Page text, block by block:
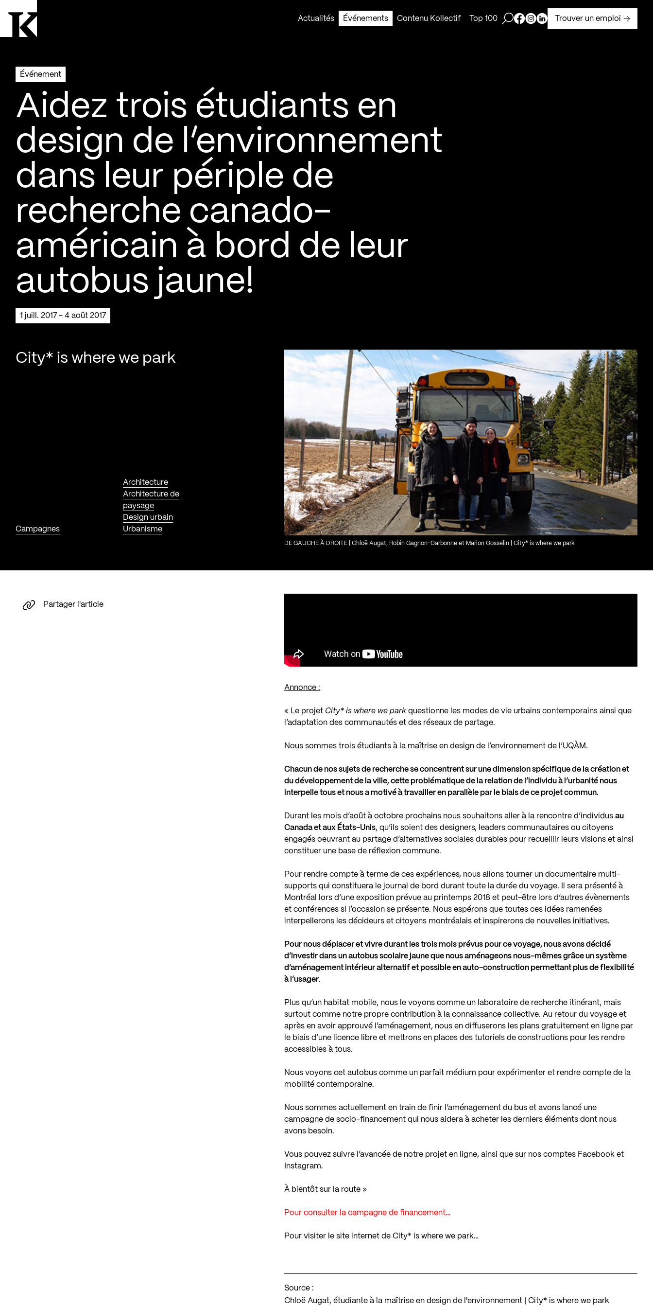
Actualités
Événements Contenu Kollectif Top 100 Ouvrir la barre de recherche
Page Facebook de Kollectif
Page Instagram de Kollectif
Page Linkedin de Kollectif
Trouver un emploi
Événement
Aidez trois étudiants en
design de l’environnement
dans leur périple de
recherche canado-
américain à bord de leur
autobus jaune!
1 juill. 2017 - 4 août 2017
City* is where we park
Campagnes
Architecture
Architecture de
paysage
Design urbain
Urbanisme
DE GAUCHE À DROITE | Chloë Augat, Robin Gagnon-Carbonne et Marion Gosselin | City* is where we park
Annonce :
« Le projet City* is where we park questionne les modes de vie urbains contemporains ainsi que
l’adaptation des communautés et des réseaux de partage.
Nous sommes trois étudiants à la maîtrise en design de l’environnement de l’UQÀM.
Chacun de nos sujets de recherche se concentrent sur une dimension spécifique de la création et
du développement de la ville, cette problématique de la relation de l’individu à l’urbanité nous
interpelle tous et nous a motivé à travailler en parallèle par le biais de ce projet commun.
Durant les mois d’août à octobre prochains nous souhaitons aller à la rencontre d’individusau
Canada et aux États-Unis, qu’ils soient des designers, leaders communautaires ou citoyens
engagés oeuvrant au partage d’alternatives sociales durables pour recueillir leurs visions et ainsi
constituer une base de réflexion commune.
Pour rendre compte à terme de ces expériences, nous allons tourner un documentaire multi-
supports qui constituera le journal de bord durant toute la durée du voyage. Il sera présenté à
Montréal lors d’une exposition prévue au printemps 2018 et peut-être lors d’autres évènements
et conférences si l’occasion se présente. Nous espérons que toutes ces idées ramenées
interpellerons les décideurs et citoyens montréalais et inspirerons de nouvelles initiatives.
Pour nous déplacer et vivre durant les trois mois prévus pour ce voyage, nous avons décidé
d’investir dans un autobus scolaire jaune que nous aménageons nous-mêmes grâce un système
d’aménagement intérieur alternatif et possible en auto-construction permettant plus de flexibilité
à l’usager.
Plus qu’un habitat mobile, nous le voyons comme un laboratoire de recherche itinérant, mais
surtout comme notre propre contribution à la connaissance collective. Au retour du voyage et
après en avoir approuvé l’aménagement, nous en diffuserons les plans gratuitement en ligne par
le biais d’une licence libre et mettrons en places des tutoriels de constructions pour les rendre
accessibles à tous.
Nous voyons cet autobus comme un parfait médium pour expérimenter et rendre compte de la
mobilité contemporaine.
Nous sommes actuellement en train de finir l’aménagement du bus et avons lancé une
campagne de socio-financement qui nous aidera à acheter les derniers éléments dont nous
avons besoin.
Vous pouvez suivre l’avancée de notre projet en ligne, ainsi que sur nos comptes Facebook et
Instagram.
À bientôt sur la route »
Pour consulter la campagne de financement…
Pour visiter le site internet de City* is where we park…
Source :
Chloë Augat, étudiante à la maîtrise en design de l'environnement | City* is where we park
Partager l'article